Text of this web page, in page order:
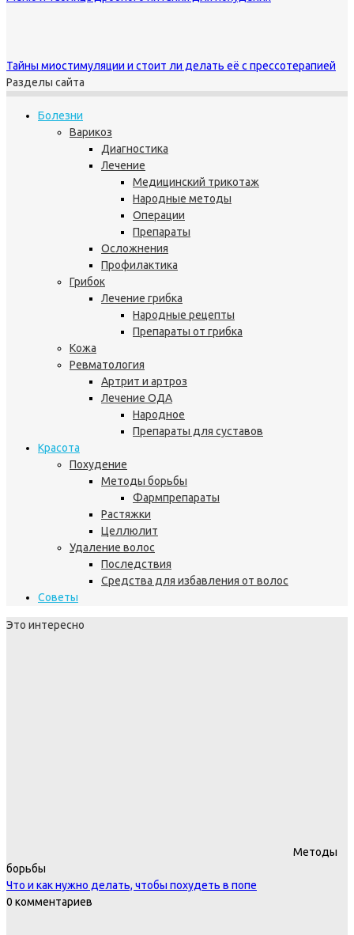
Тайны миостимуляции и стоит ли делать её с прессотерапией
Разделы сайта
Болезни
Варикоз
Диагностика
Лечение
Медицинский трикотаж
Народные методы
Операции
Препараты
Осложнения
Профилактика
Грибок
Лечение грибка
Народные рецепты
Препараты от грибка
Кожа
Ревматология
Артрит и артроз
Лечение ОДА
Народное
Препараты для суставов
Красота
Похудение
Методы борьбы
Фармпрепараты
Растяжки
Целлюлит
Удаление волос
Последствия
Средства для избавления от волос
Советы
Это интересно
Методы
борьбы
Что и как нужно делать, чтобы похудеть в попе
0 комментариев